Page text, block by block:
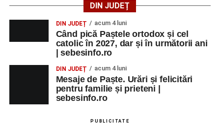
DIN JUDEȚ
DIN JUDEȚ acum 4 luni
Când pică Paștele ortodox și cel
catolic în 2027, dar și în următorii ani
| sebesinfo.ro
DIN JUDEȚ acum 4 luni
Mesaje de Paște. Urări și felicitări
pentru familie și prieteni |
sebesinfo.ro
PUBLICITATE